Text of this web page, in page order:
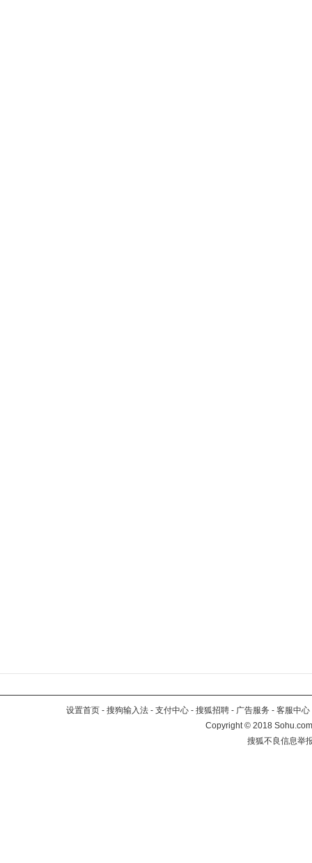
设置首页 - 搜狗输入法 - 支付中心 - 搜狐招聘 - 广告服务 - 客服中心
Copyright©2018
搜狐不良信息举